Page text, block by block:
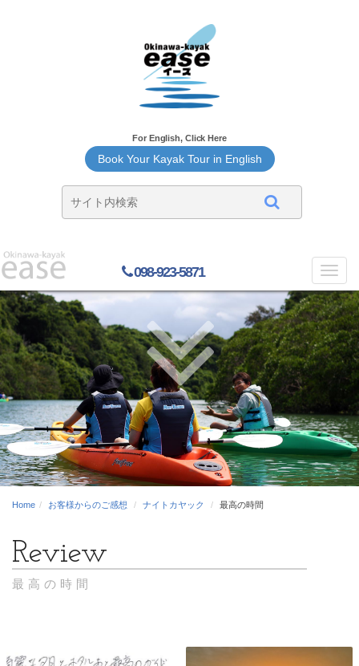
For English, Click Here
Book Your Kayak Tour in English
098-923-5871
Home お客様からのご感想 ナイトカヤック 最高の時間
最高の時間